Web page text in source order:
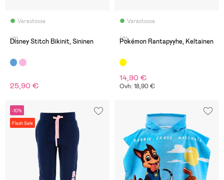
Varastossa
(0)
Disney Stitch Bikinit, Sininen
25,90 €
Varastossa
(0)
Pokémon Rantapyyhe, Keltainen
14,90 €
Ovh: 18,90 €
-10%
Flash Sale